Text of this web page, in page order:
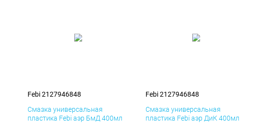
Febi 2127946848
Смазка универсальная
пластика Febi аэр БмД 400мл
Febi 2127946848
Смазка универсальная
пластика Febi аэр ДиК 400мл